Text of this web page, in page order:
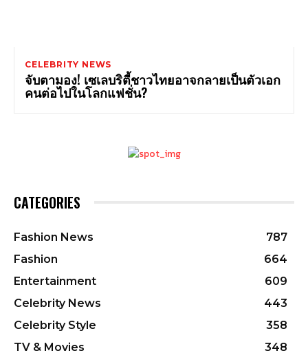
CELEBRITY NEWS
จับตามอง! เซเลบริตี้ชาวไทยอาจกลายเป็นตัวเอก
คนต่อไปในโลกแฟชั่น?
CATEGORIES
Fashion News
787
Fashion
664
Entertainment
609
Celebrity News
443
Celebrity Style
358
TV & Movies
348